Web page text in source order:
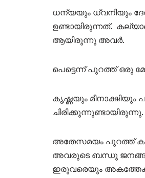
ധന്യയും ധ്വനിയും
ഉണ്ടായിരുന്നത്.
ആയിരുന്നു അവർ.
പെട്ടെന്ന് പുറത്ത് ഒരു
കൃഷ്ണയും
ചിരിക്കുന്നുണ്ടായിരുന്നു.
അതേസമയം പുറത്ത്
അവരുടെ ബന്ധു
ഇരുവരെയും അകത്തേക്ക്